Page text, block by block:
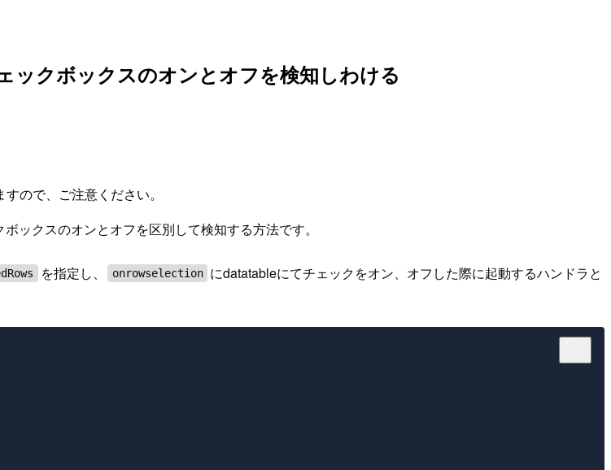
クボックスのオンとオフを検知しわける
ので、ご注意ください。
ックスのオンとオフを区別して検知する方法です。
を指定し、 onrowselection にdatatableにてチェックをオン、オフした際に起動するハンドラと